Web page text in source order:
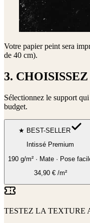
Votre papier peint sera
de 40 cm).
3.
Sélectionnez le support
budget.
★ BEST-SELLER
Intissé Premium
190 g/m² · Mate · Pose
34,90€/m²
TESTEZ LA TEXTURE